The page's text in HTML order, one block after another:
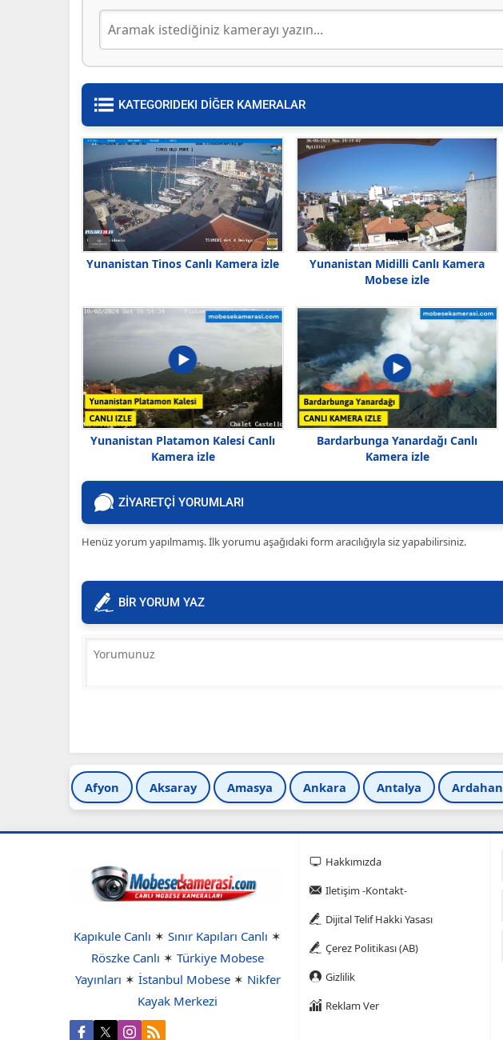
KATEGORIDEKI DİĞER KAMERALAR
Yunanistan Tinos Canlı Kamera izle
Yunanistan Midilli Canlı Kamera
Mobese izle
Yunanistan Platamon Kalesi Canlı
Kamera izle
Bardarbunga Yanardağı Canlı
Kamera izle
ZİYARETÇİ YORUMLARI
Henüz yorum yapılmamış. İlk yorumu aşağıdaki form aracılığıyla siz yapabilirsiniz.
BİR YORUM YAZ
Afyon Aksaray Amasya Ankara Antalya Ardahan
Kapıkule Canlı ✶ Sınır Kapıları Canlı ✶
Röszke Canlı ✶ Türkiye Mobese
Yayınları ✶ İstanbul Mobese✶ Nikfer
Kayak Merkezi
Hakkımızda
Iletişim -Kontakt-
Dijital Telif Hakki Yasası
Çerez Politikası (AB)
Gizlilik
Reklam Ver